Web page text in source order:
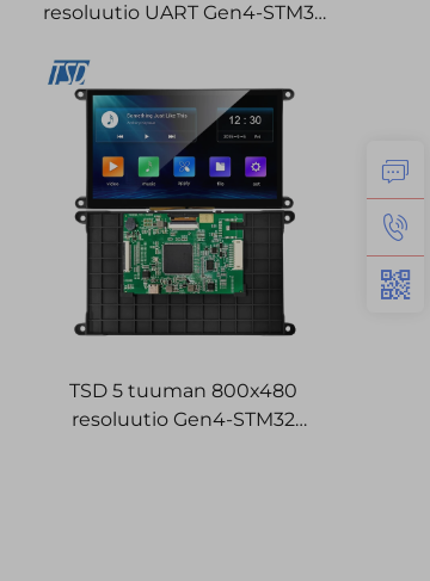
resoluutio UART Gen4-STM32
TSD 5 tuuman 800x480
resoluutio Gen4-STM32